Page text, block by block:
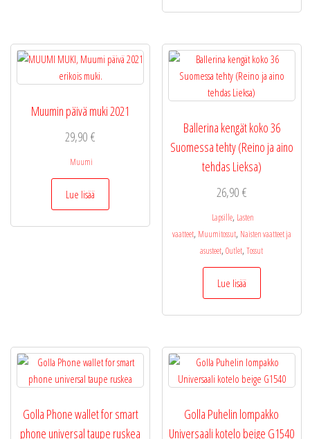
Muumin päivä muki 2021
29,90€
Muumi
Lue lisää
Ballerina kengät koko 36
Suomessa tehty (Reino ja aino
tehdas Lieksa)
26,90 €
Lapsille, Lasten
vaatteet, Muumitossut, Naisten vaatteet ja
asusteet, Outlet, Tossut
Lue lisää
Golla Phone wallet for smart
phone universal taupe ruskea
Golla Puhelin lompakko
Universaali kotelo beige G1540